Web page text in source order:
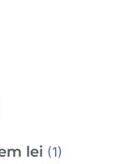
lei (1)